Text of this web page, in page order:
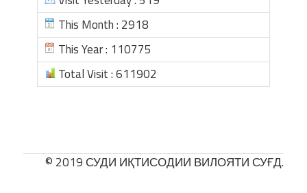
This Month : 2918
This Year : 110775
Total Visit : 611902
© 2019 СУДИ ИҚТИСОДИИ ВИЛОЯТИ СУҒД.